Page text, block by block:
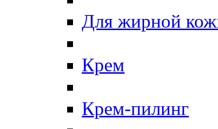
Для жирной
Крем
Крем-пилинг